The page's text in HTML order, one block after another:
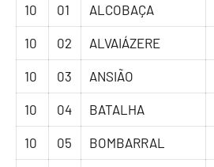
10 01 ALCOBAÇA
10 02 ALVAIÁZERE
10 03 ANSIÃO
10 04 BATALHA
10 05 BOMBARRAL